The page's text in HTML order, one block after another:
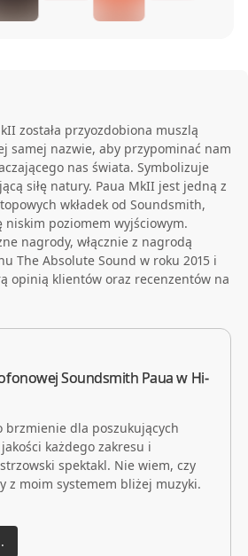
została przyozdobiona muszlą
samej nazwie, aby przypominać nam
nas świata. Symbolizuje
siłę natury. Paua MkII jest jedną z
wkładek od Soundsmith,
niskim poziomem wyjściowym.
nagrody, włącznie z nagrodą
The Absolute Sound w roku 2015 i
opinią klientów oraz recenzentów na
Soundsmith Paua w Hi-
brzmienie dla poszukujących
każdego zakresu i
spektakl. Nie wiem, czy
z moim systemem bliżej muzyki.